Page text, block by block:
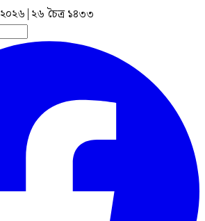
| ২৬ চৈত্র ১৪৩৩